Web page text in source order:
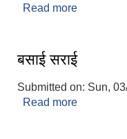
Read more
बसाई सराई
Submitted on: Sun,
Read more